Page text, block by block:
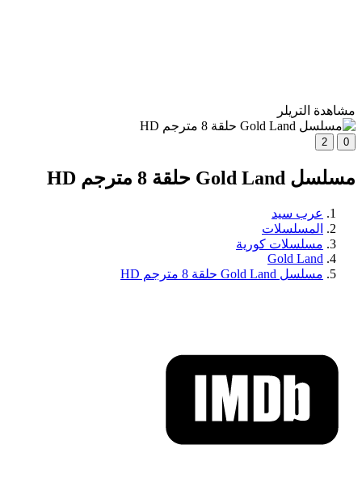
مشاهدة التريلر
0
2
مسلسل Gold Land حلقة 8 مترجم HD
عرب سيد
المسلسلات
مسلسلات كورية
Gold Land
مسلسل Gold Land حلقة 8 مترجم HD